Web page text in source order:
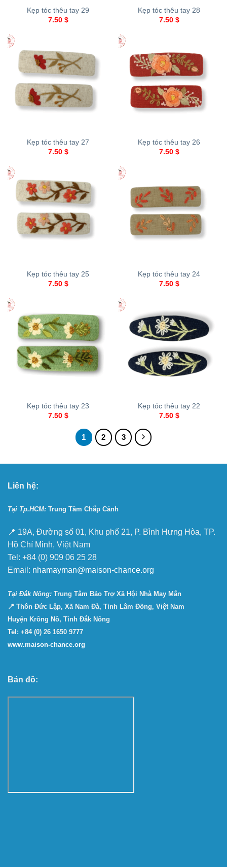
Kẹp tóc thêu tay 29
7.50 $
Kẹp tóc thêu tay 28
7.50 $
Kẹp tóc thêu tay 27
7.50 $
Kẹp tóc thêu tay 26
7.50 $
Kẹp tóc thêu tay 25
7.50 $
Kẹp tóc thêu tay 24
7.50 $
Kẹp tóc thêu tay 23
7.50 $
Kẹp tóc thêu tay 22
7.50 $
1 2 3
Liên hệ:
Tại Tp.HCM: Trung Tâm Chắp Cánh
📍 19A, Đường số 01, Khu phố 21, P. Bình Hưng Hòa, TP.
Hồ Chí Minh, Việt Nam
Tel: +84 (0) 909 06 25 28
Email: nhamayman@maison-chance.org
Tại Ðắk Nông: Trung Tâm Bảo Trợ Xã Hội Nhà May Mắn
📍 Thôn Đức Lập, Xã Nam Đà, Tỉnh Lâm Đồng, Việt Nam
Huyện Krông Nô, Tỉnh Đắk Nông
Tel: +84 (0) 26 1650 9777
www.maison-chance.org
Bản đồ: